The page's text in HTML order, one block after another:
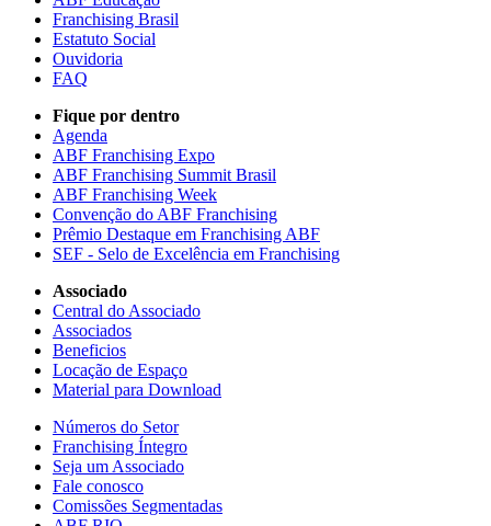
Franchising Brasil
Estatuto Social
Ouvidoria
FAQ
Fique por dentro
Agenda
ABF Franchising Expo
ABF Franchising Summit Brasil
ABF Franchising Week
Convenção do ABF Franchising
Prêmio Destaque em Franchising ABF
SEF - Selo de Excelência em Franchising
Associado
Central do Associado
Associados
Beneficios
Locação de Espaço
Material para Download
Números do Setor
Franchising Íntegro
Seja um Associado
Fale conosco
Comissões Segmentadas